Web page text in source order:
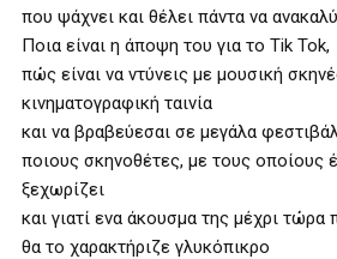
που ψάχνει και θέλει πάντα να
Ποια είναι η άποψη του για το Tik Tok,
πώς είναι να ντύνεις με μουσική
κινηματογραφική ταινία
και να βραβεύεσαι σε μεγάλα
ποιους σκηνοθέτες, με τους οποίους
ξεχωρίζει
και γιατί ενα άκουσμα της μέχρι τώρα
θα το χαρακτήριζε γλυκόπικρο